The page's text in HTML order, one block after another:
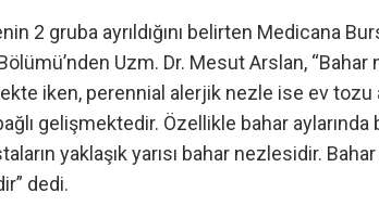
2 gruba ayrıldığını belirten Medicana
Bölümü’nden Uzm. Dr. Mesut Arslan,
iken, perennial alerjik nezle ise ev tozu
gelişmektedir. Özellikle bahar aylarında
yaklaşık yarısı bahar nezlesidir.
dedi.